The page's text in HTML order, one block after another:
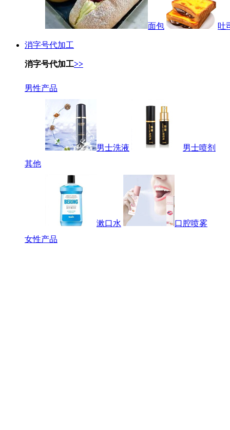
面包 吐
消字号代加工
消字号代加工>>
男性产品
男士洗液
男士喷剂
其他
漱口水
口腔喷雾
女性产品